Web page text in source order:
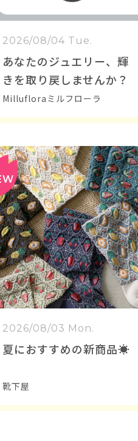
2026/08/04 Tue.
あなたのジュエリー、輝
きを取り戻しませんか？
Millufloraミルフローラ
2026/08/03 Mon.
夏におすすめの新商品☀️
靴下屋